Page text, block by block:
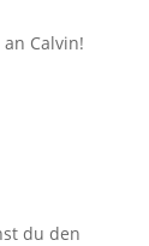
Calvin!
du den